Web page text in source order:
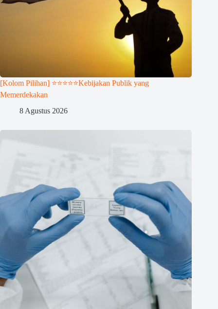
[Kolom Pilihan] ⭐⭐⭐⭐⭐Kebijakan Publik yang
Memerdekakan
8 Agustus 2026